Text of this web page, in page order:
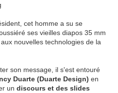
cet homme a su se
ses vieilles diapos 35 mm
nouvelles technologies de la
son message, il s'est entouré
Duarte (Duarte Design) en
un discours et des slides